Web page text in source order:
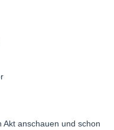
anschauen und schon